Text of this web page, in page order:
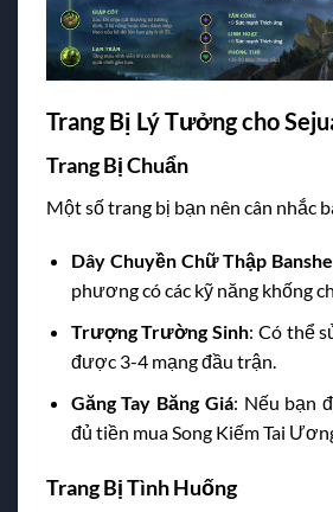
Trang Bị Lý Tưởng cho
Trang Bị Chuẩn
Một số trang bị bạn nên cân nhắc
Dây Chuyền Chữ Thập
phương có các kỹ năng khống
Trượng Trường Sinh: Có thể
được 3-4 mạng đầu trận.
Găng Tay Băng Giá: Nếu bạn
đủ tiền mua Song Kiếm Tai
Trang Bị Tình Huống